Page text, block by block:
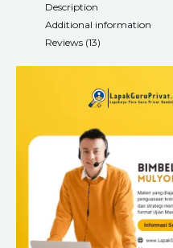
Description
Additional information
Reviews (13)